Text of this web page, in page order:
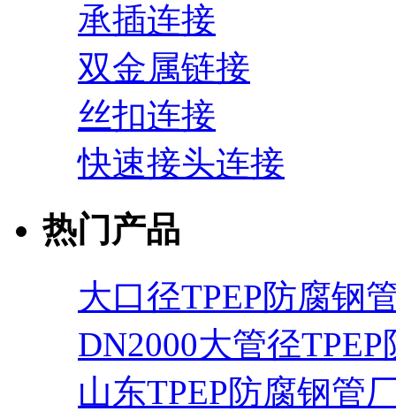
承插连接
双金属链接
丝扣连接
快速接头连接
热门产品
大口径TPEP防腐钢
DN2000大管径
山东TPEP防腐钢管